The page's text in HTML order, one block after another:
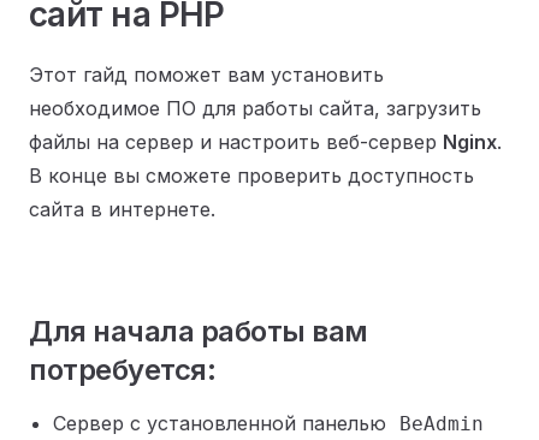
сайт на PHP
Этот гайд поможет вам установить
необходимое ПО для работы сайта, загрузить
файлы на сервер и настроить веб-сервер Nginx.
В конце вы сможете проверить доступность
сайта в интернете.
Для начала работы вам
потребуется:
Сервер с установленной панелью BeAdmin